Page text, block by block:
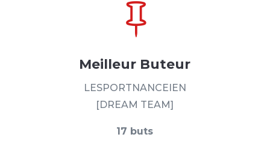

Meilleur Buteur
LESPORTNANCEIEN
[DREAM TEAM]
17 buts